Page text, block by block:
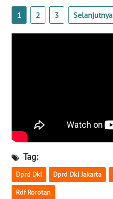
1 2 3 Selanjutnya
Tag:
Dprd Dki Dprd Dki Jakarta
Rdf Rorotan
WN
JOGJA
KALBAR
KALTENG
WN
KALTARA